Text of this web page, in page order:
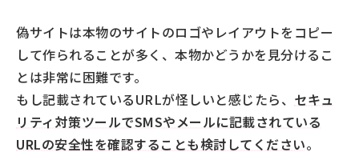
偽サイトは本物のサイトのロゴやレイアウトをコピー
して作られることが多く、本物かどうかを見分けるこ
とは非常に困難です。
もし記載されているURLが怪しいと感じたら、 セキュ
リティ対策ツールでSMSやメールに記載されている
URLの安全性を確認することも検討してください。